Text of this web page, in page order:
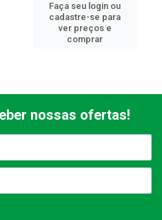
Faça seu login ou
cadastre-se para
ver preços e
comprar
nossas ofertas!